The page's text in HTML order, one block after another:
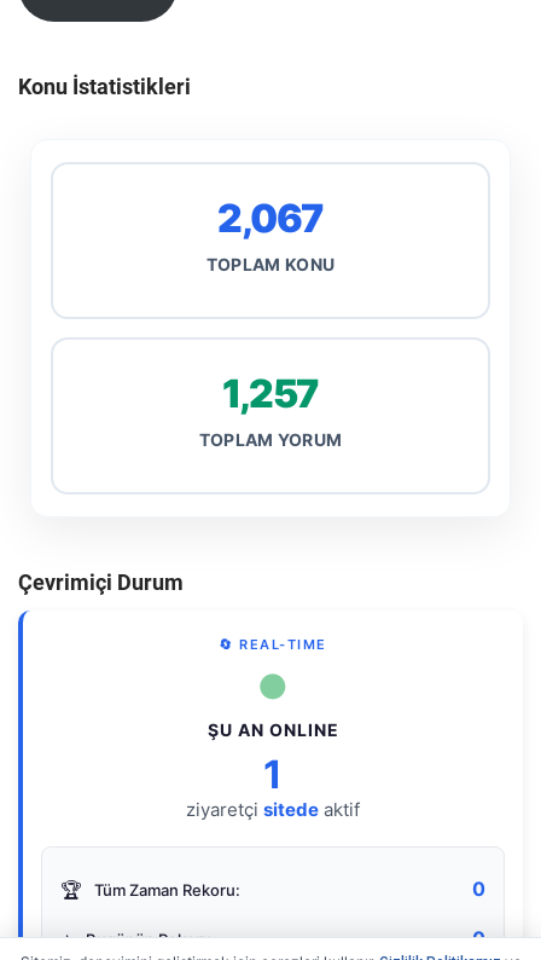
Konu İstatistikleri
2,067
TOPLAM KONU
1,257
TOPLAM YORUM
Çevrimiçi Durum
🔄 REAL-TIME
●
ŞU AN ONLINE
1
ziyaretçi sitede aktif
🏆 Tüm Zaman Rekoru: 0
⭐ Bugünün Rekoru: 0